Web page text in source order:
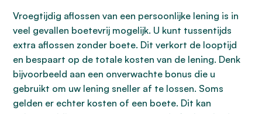
Vroegtijdig aflossen van een persoonlijke lening is in
veel gevallen boetevrij mogelijk. U kunt tussentijds
extra aflossen zonder boete. Dit verkort de looptijd
en bespaart op de totale kosten van de lening. Denk
bijvoorbeeld aan een onverwachte bonus die u
gebruikt om uw lening sneller af te lossen. Soms
gelden er echter kosten of een boete. Dit kan